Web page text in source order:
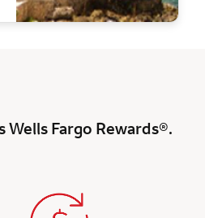
Wells Fargo Rewards®.